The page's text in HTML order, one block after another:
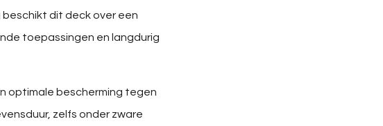
dit deck over een
toepassingen en langdurig
optimale bescherming tegen
zelfs onder zware